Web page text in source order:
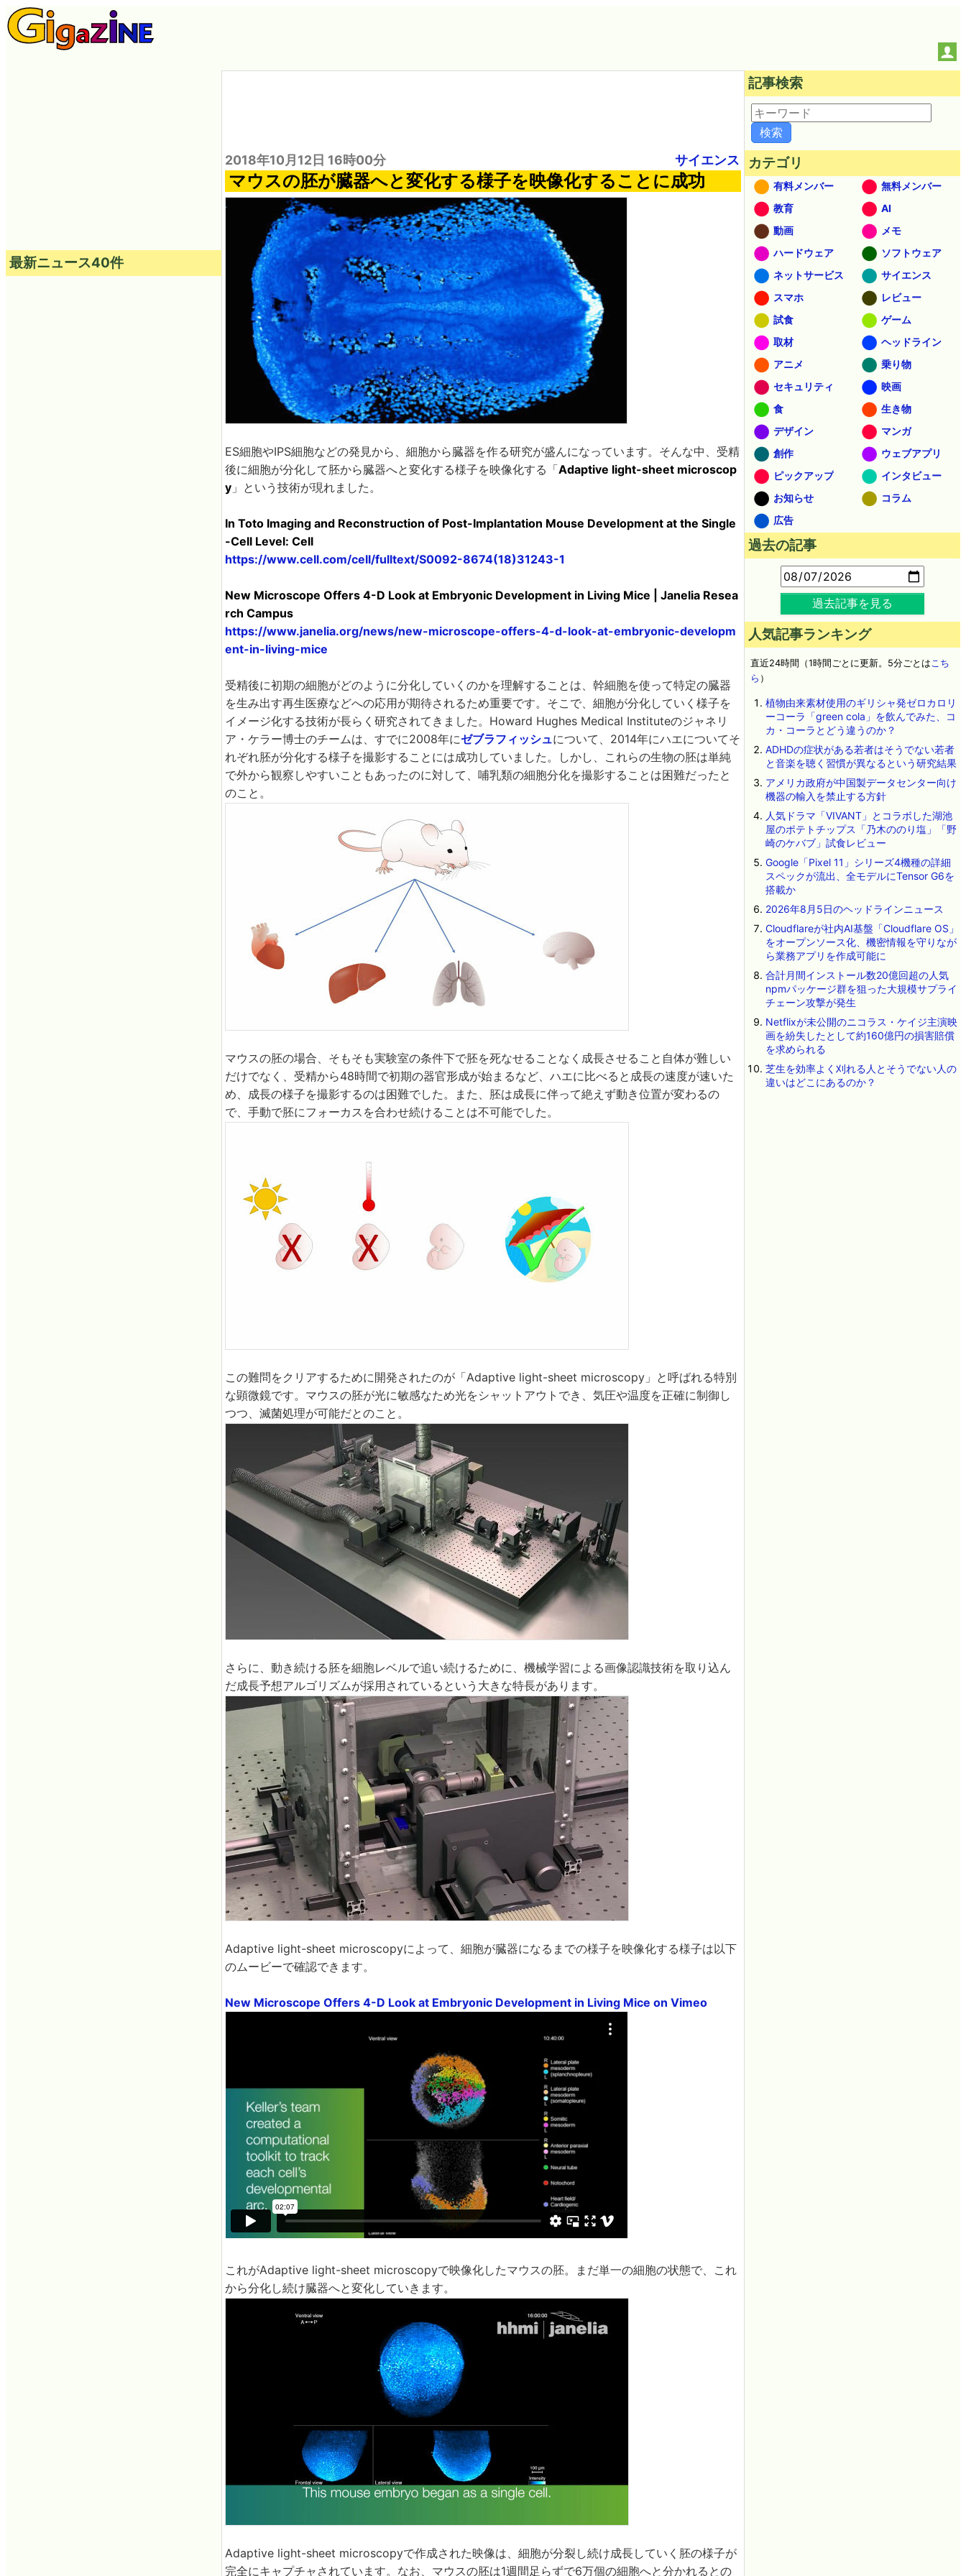
2018年10月12日 16時00分 サイエンス
マウスの胚が臓器へと変化する様子を映像化することに成功
ES細胞やIPS細胞などの発見から、細胞から臓器を作る研究が盛んになっています。そんな中、受精
後に細胞が分化して胚から臓器へと変化する様子を映像化する「Adaptive light-sheet microscop
y 」という技術が現れました。
In Toto Imaging and Reconstruction of Post-Implantation Mouse Development at the Single
-Cell Level: Cell
https://www.cell.com/cell/fulltext/S0092-8674(18)31243-1
New Microscope Offers 4-D Look at Embryonic Development in Living Mice | Janelia Resea
rch Campus
https://www.janelia.org/news/new-microscope-offers-4-d-look-at-embryonic-developm
ent-in-living-mice
受精後に初期の細胞がどのように分化していくのかを理解することは、幹細胞を使って特定の臓器
を生み出す再生医療などへの応用が期待されるため重要です。そこで、細胞が分化していく様子を
イメージ化する技術が長らく研究されてきました。Howard Hughes Medical Instituteのジャネリ
ア・ケラー博士のチームは、すでに2008年にゼブラフィッシュについて、2014年にハエについてそ
れぞれ胚が分化する様子を撮影することには成功していました。しかし、これらの生物の胚は単純
で外から観察しやすいこともあったのに対して、哺乳類の細胞分化を撮影することは困難だったと
のこと。
マウスの胚の場合、そもそも実験室の条件下で胚を死なせることなく成長させること自体が難しい
だけでなく、受精から48時間で初期の器官形成が始まるなど、ハエに比べると成長の速度が速いた
め、成長の様子を撮影するのは困難でした。また、胚は成長に伴って絶えず動き位置が変わるの
で、手動で胚にフォーカスを合わせ続けることは不可能でした。
この難問をクリアするために開発されたのが「Adaptive light-sheet microscopy」と呼ばれる特別
な顕微鏡です。マウスの胚が光に敏感なため光をシャットアウトでき、気圧や温度を正確に制御し
つつ、滅菌処理が可能だとのこと。
さらに、動き続ける胚を細胞レベルで追い続けるために、機械学習による画像認識技術を取り込ん
だ成長予想アルゴリズムが採用されているという大きな特長があります。
Adaptive light-sheet microscopyによって、細胞が臓器になるまでの様子を映像化する様子は以下
のムービーで確認できます。
New Microscope Offers 4-D Look at Embryonic Development in Living Mice on Vimeo
これがAdaptive light-sheet microscopyで映像化したマウスの胚。まだ単一の細胞の状態で、これ
から分化し続け臓器へと変化していきます。
Adaptive light-sheet microscopyで作成された映像は、細胞が分裂し続け成長していく胚の様子が
完全にキャプチャされています。なお、マウスの胚は1週間足らずで6万個の細胞へと分かれるとの
最新ニュース40件
記事検索
カテゴリ
有料メンバー
無料メンバー
教育
AI
動画
メモ
ハードウェア
ソフトウェア
ネットサービス
サイエンス
スマホ
レビュー
試食
ゲーム
取材
ヘッドライン
アニメ
乗り物
セキュリティ
映画
食
生き物
デザイン
マンガ
創作
ウェブアプリ
ピックアップ
インタビュー
お知らせ
コラム
広告
過去の記事
過去記事を見る
人気記事ランキング
直近24時間（1時間ごとに更新。5分ごとはこち
ら ）
植物由来素材使用のギリシャ発ゼロカロリ
ーコーラ「green cola」を飲んでみた、コ
カ・コーラとどう違うのか？
ADHDの症状がある若者はそうでない若者
と音楽を聴く習慣が異なるという研究結果
アメリカ政府が中国製データセンター向け
機器の輸入を禁止する方針
人気ドラマ「VIVANT」とコラボした湖池
屋のポテトチップス「乃木ののり塩」「野
崎のケバブ」試食レビュー
Google「Pixel 11」シリーズ4機種の詳細
スペックが流出、全モデルにTensor G6を
搭載か
2026年8月5日のヘッドラインニュース
Cloudflareが社内AI基盤「Cloudflare OS」
をオープンソース化、機密情報を守りなが
ら業務アプリを作成可能に
合計月間インストール数20億回超の人気
npmパッケージ群を狙った大規模サプライ
チェーン攻撃が発生
Netflixが未公開のニコラス・ケイジ主演映
画を紛失したとして約160億円の損害賠償
を求められる
芝生を効率よく刈れる人とそうでない人の
違いはどこにあるのか？